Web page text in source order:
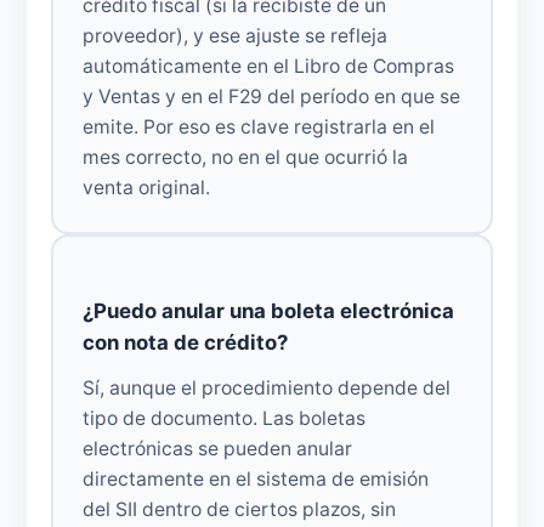
crédito fiscal (si la recibiste de un
proveedor), y ese ajuste se refleja
automáticamente en el Libro de Compras
y Ventas y en el F29 del período en que se
emite. Por eso es clave registrarla en el
mes correcto, no en el que ocurrió la
venta original.
¿Puedo anular una boleta electrónica
con nota de crédito?
Sí, aunque el procedimiento depende del
tipo de documento. Las boletas
electrónicas se pueden anular
directamente en el sistema de emisión
del SII dentro de ciertos plazos, sin